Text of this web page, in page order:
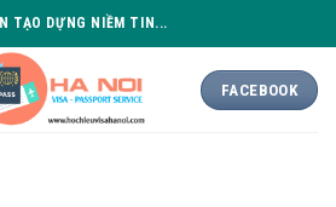
TẠO DỰNG NIỀM TIN...
FACEBOOK